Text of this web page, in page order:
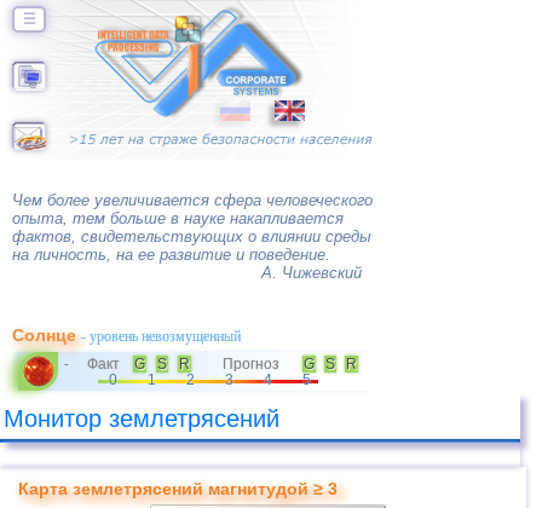
☰
Чем более увеличивается сфера человеческого
опыта, тем больше в науке накапливается
фактов, свидетельствующих о влиянии среды
на личность, на ее развитие и поведение.
А. Чижевский
Солнце- уровень невозмущенный
- Факт G S R Прогноз G S
R
0
1 2 3 4 5
Монитор землетрясений
Карта землетрясений магнитудой ≥ 3